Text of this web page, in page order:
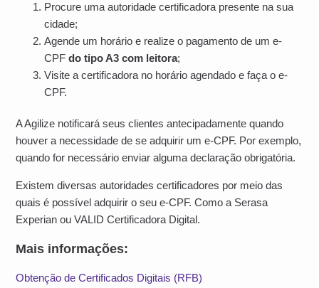
Procure uma autoridade certificadora presente na sua
cidade;
Agende um horário e realize o pagamento de um e-
CPFdo tipo A3 com leitora;
Visite a certificadora no horário agendado e faça o e-
CPF.
A Agilize notificará seus clientes antecipadamente quando
houver a necessidade de se adquirir um e-CPF. Por exemplo,
quando for necessário enviar alguma declaração obrigatória.
Existem diversas autoridades certificadores por meio das
quais é possível adquirir o seu e-CPF. Como a Serasa
Experian ou VALID Certificadora Digital.
Mais informações:
Obtenção de Certificados Digitais (RFB)